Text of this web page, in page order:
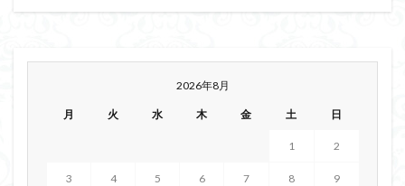
2026年8月
月 火 水 木 金 土 日
1 2
3 4 5 6 7 8 9